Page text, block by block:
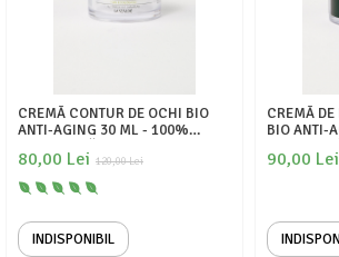
CREMĂ CONTUR DE OCHI BIO
ANTI-AGING 30 ML - 100%
120,00 Lei
80,00 Lei
INDISPONIBIL
CREMĂ DE
BIO ANTI-
90,00 Lei